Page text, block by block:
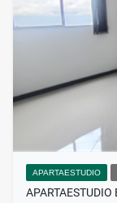
APARTAESTUDIO
APARTAESTUDIO